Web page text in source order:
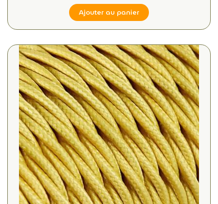
Ajouter au panier